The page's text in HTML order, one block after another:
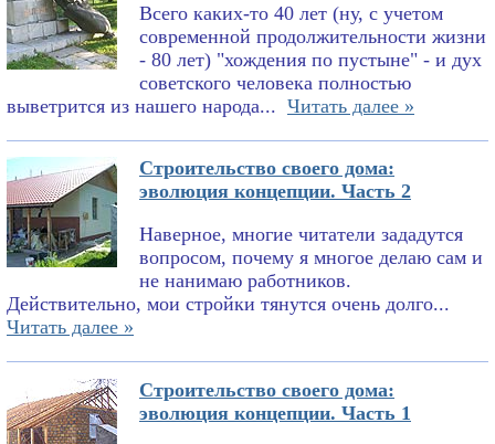
Всего каких-то 40 лет (ну, с учетом
современной продолжительности жизни
- 80 лет) "хождения по пустыне" - и дух
советского человека полностью
выветрится из нашего народа... Читать далее »
Строительство своего дома:
эволюция концепции. Часть 2
Наверное, многие читатели зададутся
вопросом, почему я многое делаю сам и
не нанимаю работников.
Действительно, мои стройки тянутся очень долго...
Читать далее »
Строительство своего дома:
эволюция концепции. Часть 1